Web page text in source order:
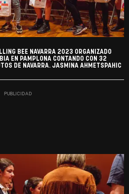
BEE NAVARRA 2023 ORGANIZADO
EN PAMPLONA CONTANDO CON 32
DE NAVARRA. JASMINA AHMETSPAHIC